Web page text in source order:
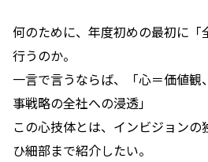
何のために、年度初めの最初に「
行うのか。
一言で言うならば、「心＝価値
事戦略の全社への浸透」
この心技体とは、インビジョンの
ひ細部まで紹介したい。